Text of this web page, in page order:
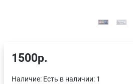
1500р.
Наличие: Есть в наличии: 1